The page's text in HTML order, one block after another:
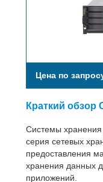
Цена по
Краткий обзор
Системы
серия сетевых
предоставления
хранения данных
приложений.